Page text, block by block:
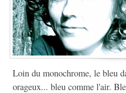
Loin du monochrome, le bleu
orageux... bleu comme l'air.